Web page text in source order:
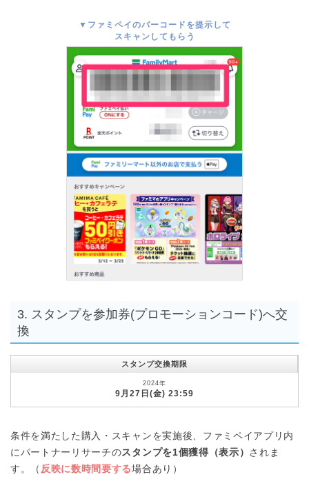
▼ファミペイのバーコードを提示して
スキャンしてもらう
3. スタンプを参加券(プロモーションコード)へ交
換
スタンプ交換期限
2024年
9月27日(金) 23:59
条件を満たした購入・スキャンを実施後、ファミペイアプリ内
にパートナーリサーチのスタンプを1個獲得（表示）
されま
す。（ 反映に数時間要する場合あり）